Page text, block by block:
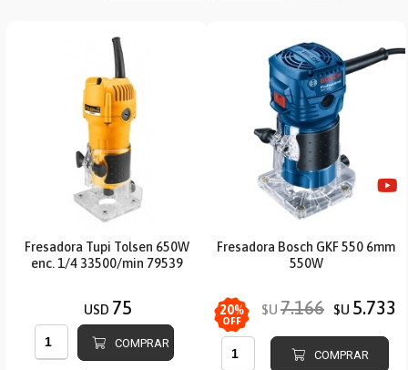
Fresadora Tupi Tolsen 650W
enc. 1/4 33500/min 79539
USD 75
COMPRAR
Fresadora Bosch GKF 550 6mm
550W
20%
OFF
$U 7.166 $U 5.733
COMPRAR